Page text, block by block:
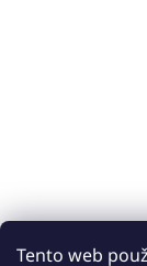
Tento web